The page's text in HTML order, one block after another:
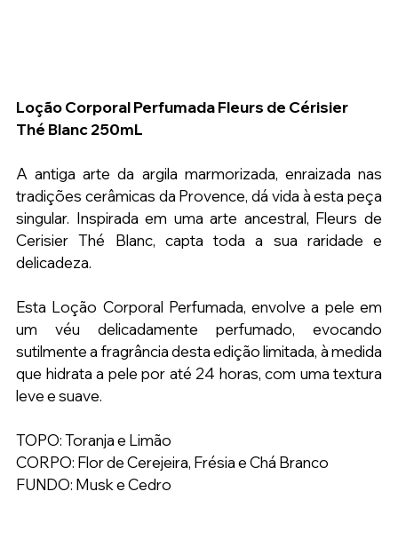
Loção Corporal Perfumada Fleurs de Cérisier
Thé Blanc 250mL
A antiga arte da argila marmorizada, enraizada nas
tradições cerâmicas da Provence, dá vida à esta peça
singular. Inspirada em uma arte ancestral, Fleurs de
Cerisier Thé Blanc, capta toda a sua raridade e
delicadeza.
Esta Loção Corporal Perfumada, envolve a pele em
um véu delicadamente perfumado, evocando
sutilmente a fragrância desta edição limitada, à medida
que hidrata a pele por até 24 horas, com uma textura
leve e suave.
TOPO: Toranja e Limão
CORPO: Flor de Cerejeira, Frésia e Chá Branco
FUNDO: Musk e Cedro